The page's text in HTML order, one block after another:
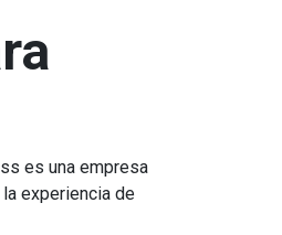
es una empresa
experiencia de